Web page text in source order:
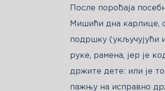
После порођаја
Мишићи дна карлице,
подршку (укључујући
руке, рамена, јер је
држите дете: или је
пажњу на исправно